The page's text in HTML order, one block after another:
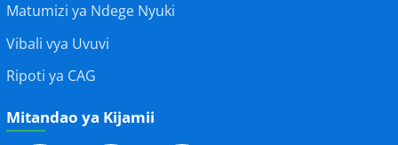
Matumizi ya Ndege Nyuki
Vibali vya Uvuvi
Ripoti ya CAG
Mitandao ya Kijamii